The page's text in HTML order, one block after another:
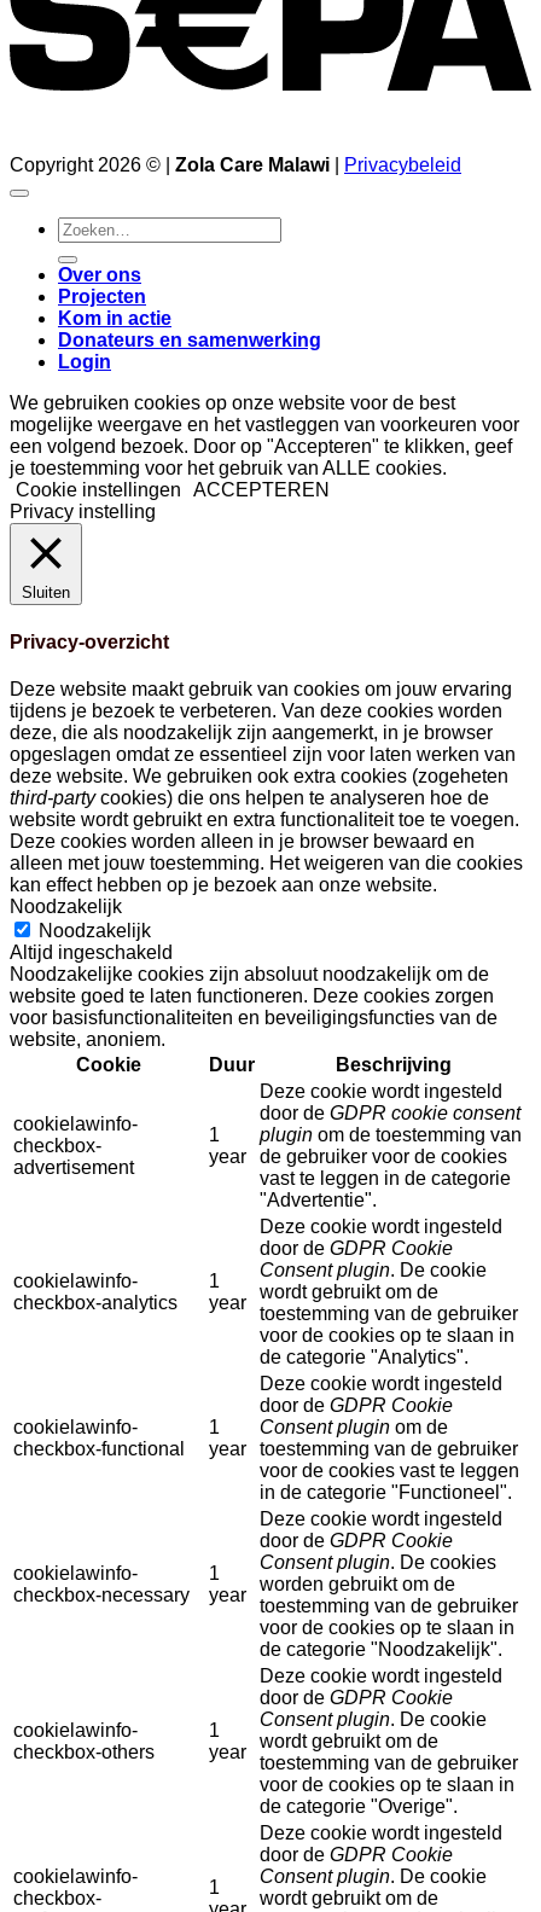
Copyright 2026 © | Zola Care Malawi Privacybeleid
Zoeken
naar:
Over ons
Projecten
Kom in actie
Donateurs en samenwerking
Login
We gebruiken cookies op onze website voor de best
mogelijke weergave en het vastleggen van voorkeuren voor
een volgend bezoek. Door op "Accepteren" te klikken, geef
je toestemming voor het gebruik van ALLE cookies.
Cookie instellingen
ACCEPTEREN
Privacy instelling
Sluiten
Privacy-overzicht
Deze website maakt gebruik van cookies om jouw ervaring
tijdens je bezoek te verbeteren. Van deze cookies worden
deze, die als noodzakelijk zijn aangemerkt, in je browser
opgeslagen omdat ze essentieel zijn voor laten werken van
deze website. We gebruiken ook extra cookies (zogeheten
third-partycookies) die ons helpen te analyseren hoe de
website wordt gebruikt en extra functionaliteit toe te voegen.
Deze cookies worden alleen in je browser bewaard en
alleen met jouw toestemming. Het weigeren van die cookies
kan effect hebben op je bezoek aan onze website.
Noodzakelijk
Noodzakelijk
Altijd ingeschakeld
Noodzakelijke cookies zijn absoluut noodzakelijk om de
website goed te laten functioneren. Deze cookies zorgen
voor basisfunctionaliteiten en beveiligingsfuncties van de
website, anoniem.
Cookie
Duur Beschrijving
cookielawinfo-
checkbox-
advertisement
1
year
Deze cookie wordt ingesteld
door de GDPR cookie consent
plugin om de toestemming van
de gebruiker voor de cookies
vast te leggen in de categorie
"Advertentie".
cookielawinfo-
checkbox-analytics
1
year
Deze cookie wordt ingesteld
door de GDPR Cookie
Consent plugin. De cookie
wordt gebruikt om de
toestemming van de gebruiker
voor de cookies op te slaan in
de categorie "Analytics".
cookielawinfo-
checkbox-functional
1
year
Deze cookie wordt ingesteld
door de GDPR Cookie
Consent plugin om de
toestemming van de gebruiker
voor de cookies vast te leggen
in de categorie "Functioneel".
cookielawinfo-
checkbox-necessary
1
year
Deze cookie wordt ingesteld
door de GDPR Cookie
Consent plugin. De cookies
worden gebruikt om de
toestemming van de gebruiker
voor de cookies op te slaan in
de categorie "Noodzakelijk".
cookielawinfo-
checkbox-others
1
year
Deze cookie wordt ingesteld
door de GDPR Cookie
Consent plugin. De cookie
wordt gebruikt om de
toestemming van de gebruiker
voor de cookies op te slaan in
de categorie "Overige".
cookielawinfo-
checkbox-
1
Deze cookie wordt ingesteld
door de GDPR Cookie
Consent plugin. De cookie
wordt gebruikt om de